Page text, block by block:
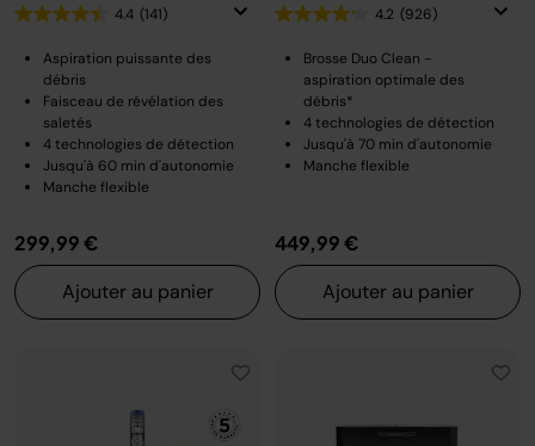
4.4 (141)
Aspiration puissante des
débris
Faisceau de révélation des
saletés
4 technologies de détection
Jusqu'à 60 min d'autonomie
Manche flexible
299,99 €
Ajouter au panier
4.2 (926)
Brosse Duo Clean -
aspiration optimale des
débris*
4 technologies de détection
Jusqu'à 70 min d'autonomie
Manche flexible
449,99 €
Ajouter au panier